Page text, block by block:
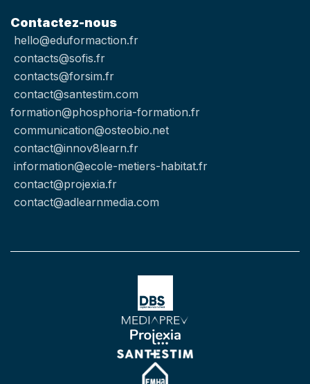
Contactez-nous
hello@eduformaction.fr
contacts@sofis.fr
contacts@forsim.fr
contact@santestim.com
formation@phosphoria-formation.fr
communication@osteobio.net
contact@innov8learn.fr
information@ecole-metiers-habitat.fr
contact@projexia.fr
contact@adlearnmedia.com